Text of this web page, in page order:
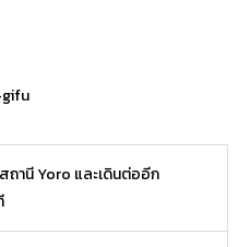
ถานี Yoro และเดินต่ออีก